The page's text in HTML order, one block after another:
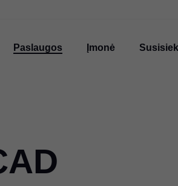
Paslaugos Įmonė